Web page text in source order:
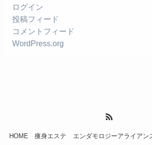
ログイン
投稿フィード
コメントフィード
WordPress.org
HOME 痩身エステ エンダモロジーアライアン